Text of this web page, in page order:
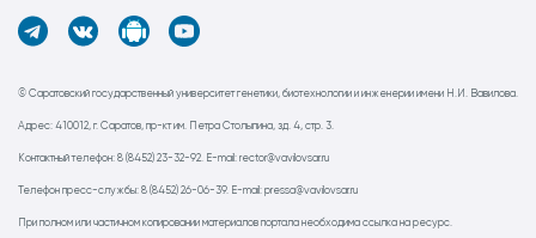
© Саратовский государственный университет генетики, биотехнологии и инженерии имени Н.И. Вавилова.
Адрес: 410012, г. Саратов, пр-кт им. Петра Столыпина, зд. 4, стр. 3.
Контактный телефон: 8 (8452) 23-32-92. E-mail: rector@vavilovsar.ru
Телефон пресс-службы: 8 (8452) 26-06-39. E-mail: pressa@vavilovsar.ru
При полном или частичном копировании материалов портала необходима ссылка на ресурс.